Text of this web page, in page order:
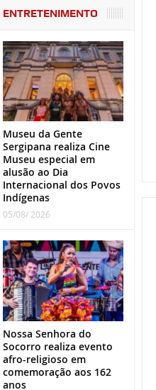
ENTRETENIMENTO
Museu da Gente
Sergipana realiza Cine
Museu especial em
alusão ao Dia
Internacional dos Povos
Indígenas
05/08/ 2026
Nossa Senhora do
Socorro realiza evento
afro-religioso em
comemoração aos 162
anos